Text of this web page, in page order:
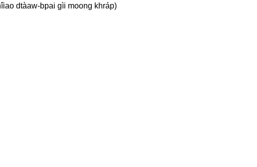
dtàaw-bpai gìi moong khráp)